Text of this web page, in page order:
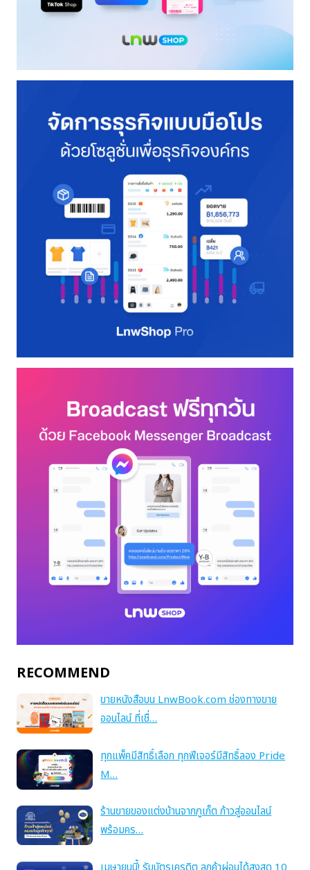
RECOMMEND
ขายหนังสือบน LnwBook.com ช่องทางขาย
ออนไลน์ ที่เชื่…
ทุกแพ็คมีสิทธิ์เลือก ทุกฟีเจอร์มีสิทธิ์ลอง Pride
M…
ร้านขายของแต่งบ้านจากภูเก็ต ก้าวสู่ออนไลน์
พร้อมคร…